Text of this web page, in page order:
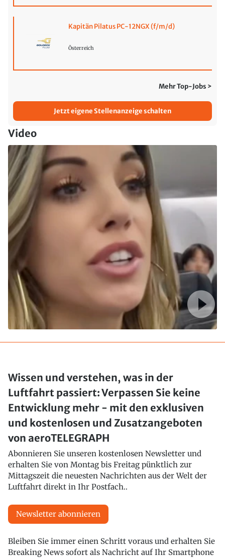
Kapitän Pilatus PC-12NGX (f/m/d)
Österreich
Mehr Top-Jobs >
Jetzt eigene Stellenanzeige schalten
Video
Wissen und verstehen, was in der
Luftfahrt passiert: Verpassen Sie keine
Entwicklung mehr - mit den exklusiven
und kostenlosen und Zusatzangeboten
von aeroTELEGRAPH
Abonnieren Sie unseren kostenlosen Newsletter und
erhalten Sie von Montag bis Freitag pünktlich zur
Mittagszeit die neuesten Nachrichten aus der Welt der
Luftfahrt direkt in Ihr Postfach..
Newsletter abonnieren
Bleiben Sie immer einen Schritt voraus und erhalten Sie
Breaking News sofort als Nachricht auf Ihr Smartphone